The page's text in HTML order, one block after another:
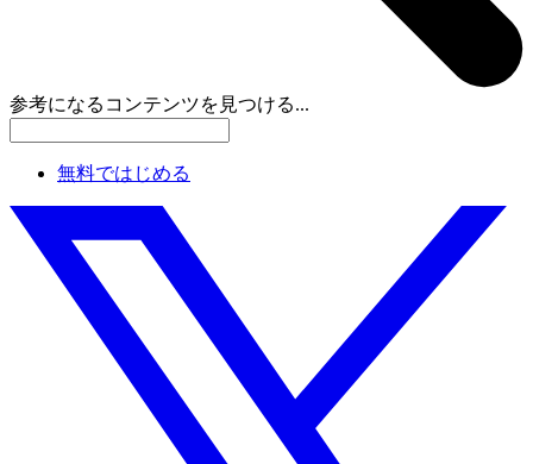
参考になるコンテンツを見つける...
無料ではじめる